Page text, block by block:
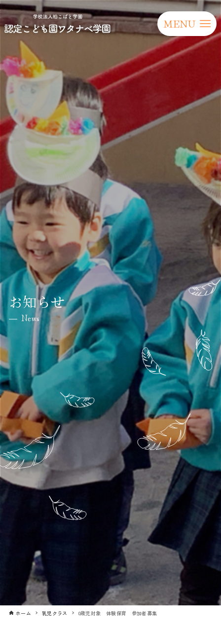
お知らせ
News
ホーム 乳児クラス 0歳児対象 体験保育 参加者募集